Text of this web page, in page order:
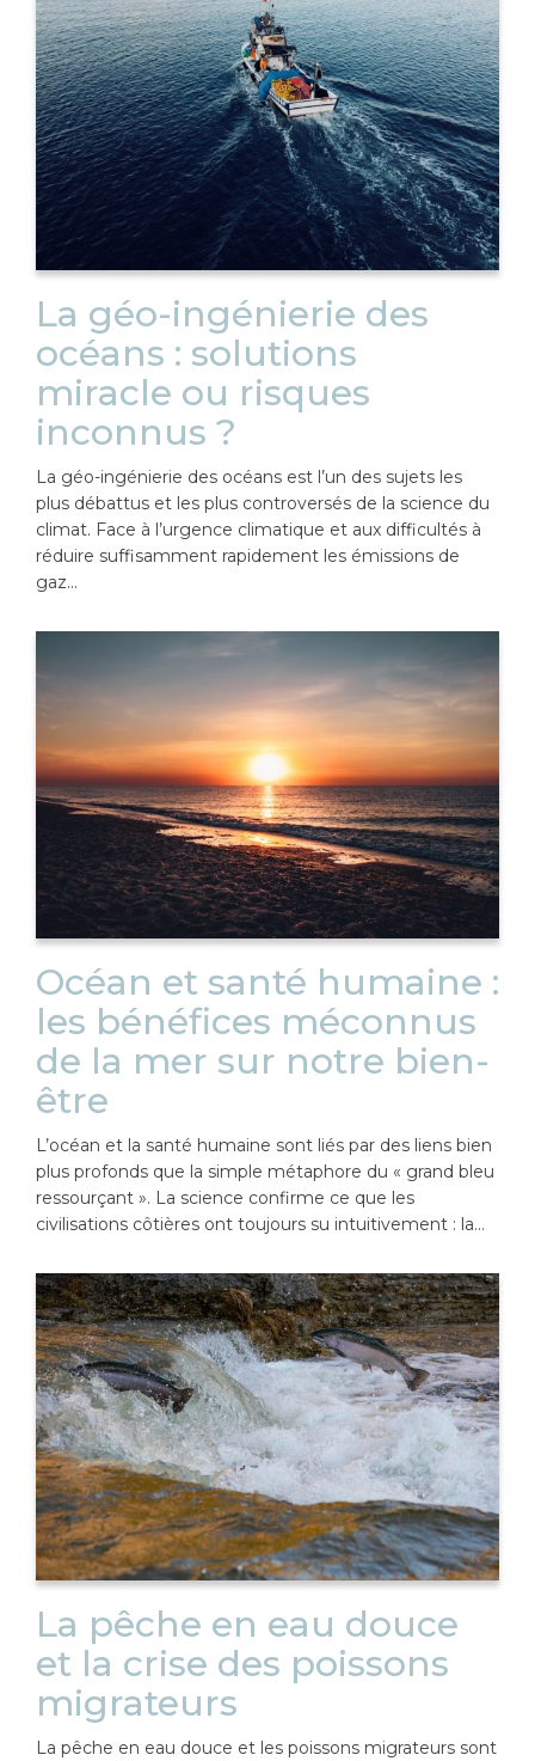
La géo-ingénierie des
océans : solutions
miracle ou risques
inconnus ?
La géo-ingénierie des océans est l’un des sujets les
plus débattus et les plus controversés de la science du
climat. Face à l’urgence climatique et aux difficultés à
réduire suffisamment rapidement les émissions de
gaz…
Océan et santé humaine :
les bénéfices méconnus
de la mer sur notre bien-
être
L’océan et la santé humaine sont liés par des liens bien
plus profonds que la simple métaphore du « grand bleu
ressourçant ». La science confirme ce que les
civilisations côtières ont toujours su intuitivement : la…
La pêche en eau douce
et la crise des poissons
migrateurs
La pêche en eau douce et les poissons migrateurs sont